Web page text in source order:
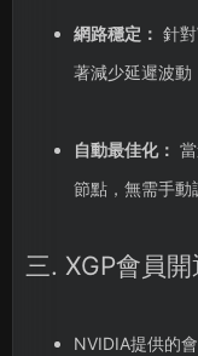
網路穩定： 針
著減少延遲波動
自動最佳化：
節點，無需手動
三. XGP會員
NVIDIA提供的